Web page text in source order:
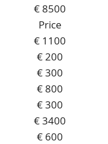
€ 8500
Price
€ 1100
€ 200
€ 300
€ 800
€ 300
€ 3400
€ 600